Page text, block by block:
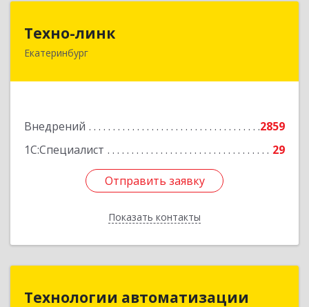
Техно-линк
Екатеринбург
Внедрений
2859
1С:Специалист
29
Отправить заявку
Показать контакты
620000, Свердловская обл, Екатеринбург г,
Отправить заявку
Назад
Технологии автоматизации